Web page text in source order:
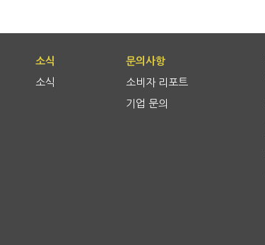
소식
소식
문의사항
소비자 리포트
기업 문의